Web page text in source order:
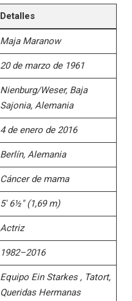
Detalles
Maja Maranow
20 de marzo de 1961
Nienburg/Weser, Baja
Sajonia, Alemania
4 de enero de 2016
Berlín, Alemania
Cáncer de mama
5′ 6½″ (1,69 m)
Actriz
1982–2016
Equipo Ein Starkes , Tatort,
Queridas Hermanas